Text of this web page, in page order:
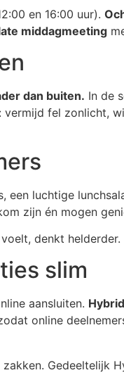
en 16:00 uur).
middagmeeting
dan buiten. In de
fel zonlicht,
een luchtige
zijn én mogen
denkt helderder.
slim
aansluiten.
online
Gedeeltelijk